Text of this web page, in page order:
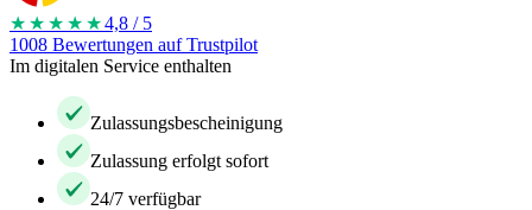
★★★★ ★4,8 / 5
1008 Bewertungen auf Trustpilot
Im digitalen Service enthalten
Zulassungsbescheinigung
Zulassung erfolgt sofort
24/7 verfügbar